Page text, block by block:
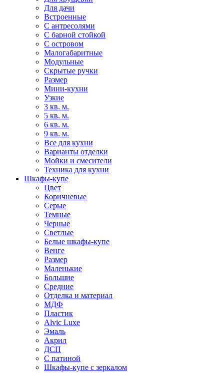
Для дачи
Встроенные
С антресолями
С барной стойкой
С островом
Малогабаритные
Модульные
Скрытые ручки
Размер
Мини-кухни
Узкие
3 кв. м.
5 кв. м.
6 кв. м.
9 кв. м.
Все для кухни
Варианты отделки
Мойки и смесители
Техника для кухни
Шкафы-купе
Цвет
Коричневые
Серые
Темные
Черные
Светлые
Белые шкафы-купе
Венге
Размер
Маленькие
Большие
Средние
Отделка и материал
МДФ
Пластик
Alvic Luxe
Эмаль
Акрил
ДСП
С патиной
Шкафы-купе с зеркалом